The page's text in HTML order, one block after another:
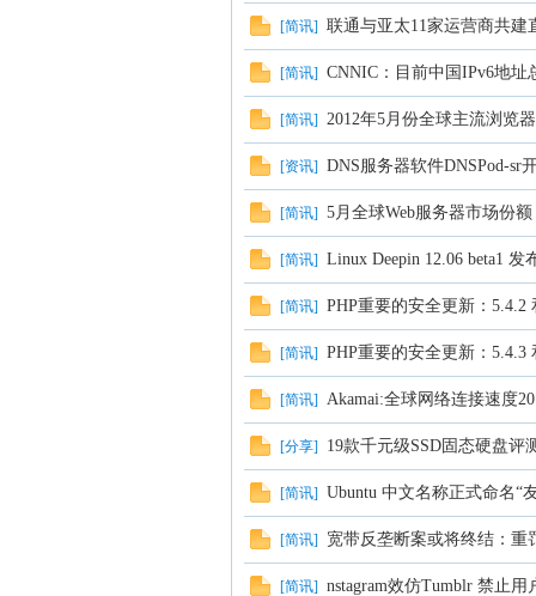
[简讯] 联通与亚太11家运营商共建
[简讯] CNNIC：目前中国IPv6地址
[简讯] 2012年5月份全球主流浏览
[资讯] DNS服务器软件DNSPod-sr
[简讯] 5月全球Web服务器市场份
[简讯] Linux Deepin 12.06 beta1 发
[简讯] PHP重要的安全更新：5.4.2
[简讯] PHP重要的安全更新：5.4.3
[简讯] Akamai:全球网络连接速度
[分享] 19款千元级SSD固态硬盘评
[简讯] Ubuntu 中文名称正式命名“
[简讯] 宽带反垄断案或将终结：重
[简讯] nstagram效仿Tumblr 禁止